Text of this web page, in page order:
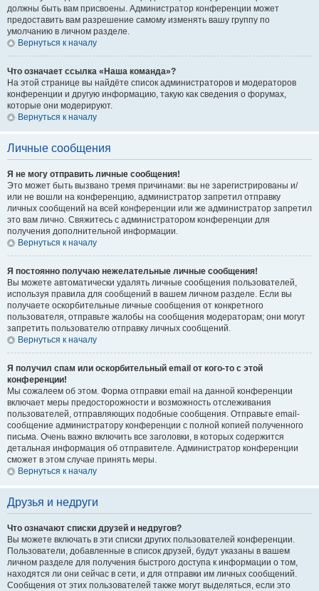
должны быть вам присвоены. Администратор конференции может
предоставить вам разрешение самому изменять вашу группу по
умолчанию в личном разделе.
Вернуться к началу
Что означает ссылка «Наша команда»?
На этой странице вы найдёте список администраторов и модераторов
конференции и другую информацию, такую как сведения о форумах,
которые они модерируют.
Вернуться к началу
Личные сообщения
Я не могу отправить личные сообщения!
Это может быть вызвано тремя причинами: вы не зарегистрированы и/
или не вошли на конференцию, администратор запретил отправку
личных сообщений на всей конференции или же администратор запретил
это вам лично. Свяжитесь с администратором конференции для
получения дополнительной информации.
Вернуться к началу
Я постоянно получаю нежелательные личные сообщения!
Вы можете автоматически удалять личные сообщения пользователей,
используя правила для сообщений в вашем личном разделе. Если вы
получаете оскорбительные личные сообщения от конкретного
пользователя, отправьте жалобы на сообщения модераторам; они могут
запретить пользователю отправку личных сообщений.
Вернуться к началу
Я получил спам или оскорбительный email от кого-то с этой
конференции!
Мы сожалеем об этом. Форма отправки email на данной конференции
включает меры предосторожности и возможность отслеживания
пользователей, отправляющих подобные сообщения. Отправьте email-
сообщение администратору конференции с полной копией полученного
письма. Очень важно включить все заголовки, в которых содержится
детальная информация об отправителе. Администратор конференции
сможет в этом случае принять меры.
Вернуться к началу
Друзья и недруги
Что означают списки друзей и недругов?
Вы можете включать в эти списки других пользователей конференции.
Пользователи, добавленные в список друзей, будут указаны в вашем
личном разделе для получения быстрого доступа к информации о том,
находятся ли они сейчас в сети, и для отправки им личных сообщений.
Сообщения от этих пользователей также могут выделяться, если это